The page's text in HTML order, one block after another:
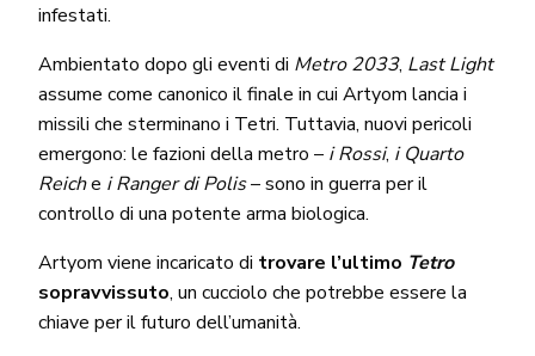
infestati.
Ambientato dopo gli eventi di Metro 2033, Last Light
assume come canonico il finale in cui Artyom lancia i
missili che sterminano i Tetri. Tuttavia, nuovi pericoli
emergono: le fazioni della metro – i Rossi, i Quarto
Reiche i Ranger di Polis– sono in guerra per il
controllo di una potente arma biologica.
Artyom viene incaricato di trovare l’ultimo Tetro
sopravvissuto, un cucciolo che potrebbe essere la
chiave per il futuro dell’umanità.